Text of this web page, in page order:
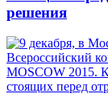
решения